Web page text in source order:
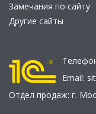
Замечания по сайту
Другие сайты
Email:
Отдел продаж: г.